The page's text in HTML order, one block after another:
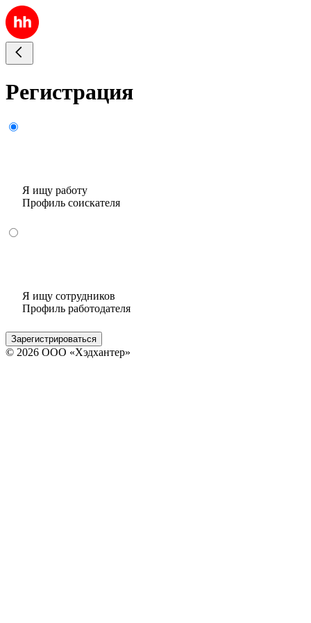
Регистрация
Я ищу работу
Профиль соискателя
Я ищу сотрудников
Профиль работодателя
Зарегистрироваться
© 2026 ООО «Хэдхантер»